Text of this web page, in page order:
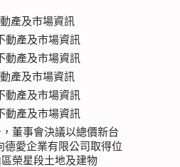
產及市場資訊
動產及市場資訊
動產及市場資訊
產及市場資訊
動產及市場資訊
動產及市場資訊
董事會決議以總價新台
德愛企業有限公司取得位
榮星段土地及建物